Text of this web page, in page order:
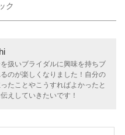
ク
扱いブライダルに興味を持ちブ
のが楽しくなりました！自分の
たことやこうすればよかったと
えしていきたいです！